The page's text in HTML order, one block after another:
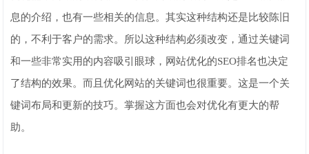
息的介绍，也有一些相关的信息。其实这种结构还是比较陈旧
的，不利于客户的需求。所以这种结构必须改变，通过关键词
和一些非常实用的内容吸引眼球，网站优化的SEO排名也决定
了结构的效果。而且优化网站的关键词也很重要。这是一个关
键词布局和更新的技巧。掌握这方面也会对优化有更大的帮
助。